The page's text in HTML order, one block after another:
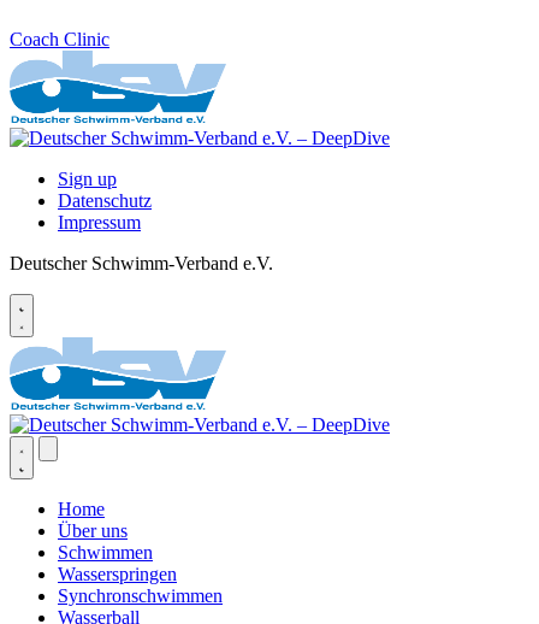
Coach Clinic
Sign up
Datenschutz
Impressum
Deutscher Schwimm-Verband e.V.
Home
Über uns
Schwimmen
Wasserspringen
Synchronschwimmen
Wasserball